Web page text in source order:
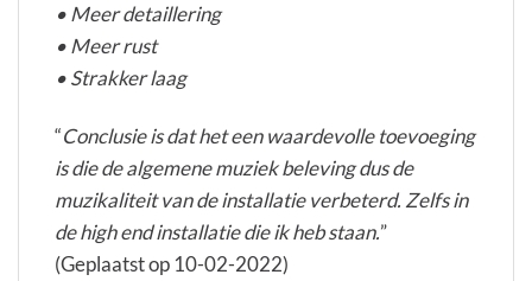
• Meer detaillering
• Meer rust
• Strakker laag
“Conclusie is dat het een waardevolle toevoeging
is die de algemene muziek beleving dus de
muzikaliteit van de installatie verbeterd. Zelfs in
de high end installatie die ik heb staan.”
(Geplaatst op 10-02-2022)